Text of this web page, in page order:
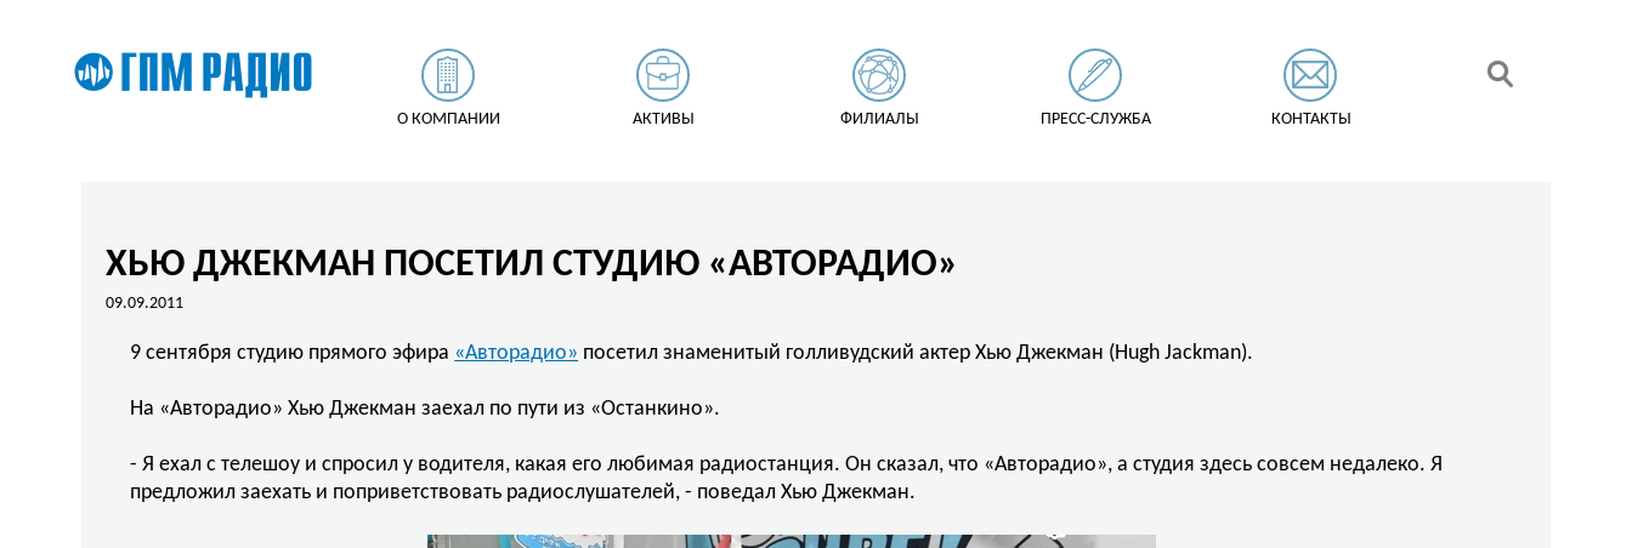
О КОМПАНИИ АКТИВЫ ФИЛИАЛЫ ПРЕСС-СЛУЖБА КОНТАКТЫ
ХЬЮ ДЖЕКМАН ПОСЕТИЛ СТУДИЮ «АВТОРАДИО»
09.09.2011
9 сентября студию прямого эфира «Авторадио» посетил знаменитый голливудский актер Хью Джекман (Hugh Jackman).
На «Авторадио» Хью Джекман заехал по пути из «Останкино».
- Я ехал с телешоу и спросил у водителя, какая его любимая радиостанция. Он сказал, что «Авторадио», а студия здесь совсем недалеко. Я
предложил заехать и поприветствовать радиослушателей, - поведал Хью Джекман.